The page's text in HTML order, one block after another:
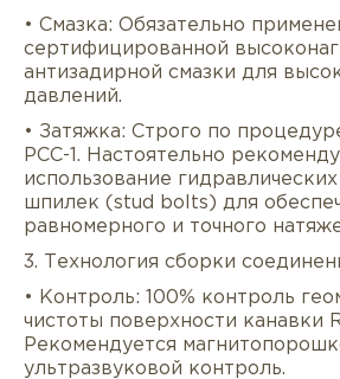
• Смазка: Обязательно
сертифицированной
антизадирной смазки для
давлений.
• Затяжка: Строго по
PCC-1. Настоятельно
использование
шпилек (stud bolts) для
равномерного и точного
3. Технология сборки
• Контроль: 100% контроль
чистоты поверхности канавки
Рекомендуется
ультразвуковой контроль.